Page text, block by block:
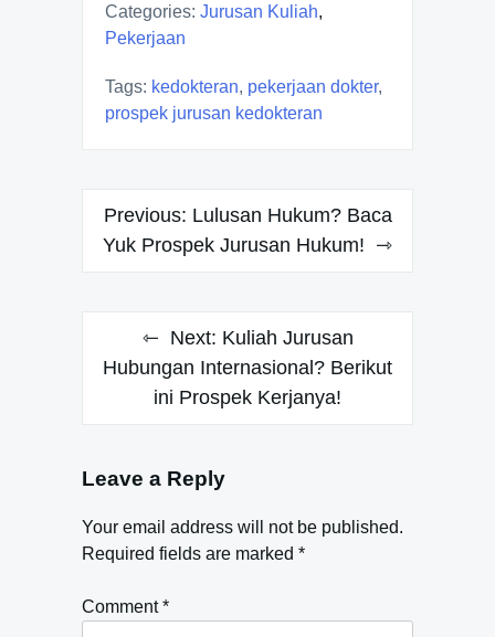
Categories: Jurusan Kuliah,
Pekerjaan
Tags: kedokteran, pekerjaan dokter,
prospek jurusan kedokteran
Post
navigation
Previous: Lulusan Hukum? Baca
Yuk Prospek Jurusan Hukum!
Next: Kuliah Jurusan
Hubungan Internasional? Berikut
ini Prospek Kerjanya!
Leave a Reply
Your email address will not be published.
Required fields are marked *
Comment*